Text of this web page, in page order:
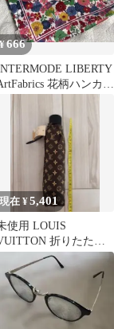
¥666
LIBERTY
花柄ハンカ
現在 ¥5,401
使用 LOUIS
折りたたみ
モノグラム ブラウン
現状品